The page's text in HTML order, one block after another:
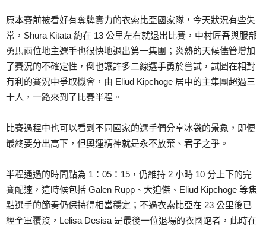
原本賽前被看好有奪牌實力的衣索比亞國家隊，今天狀況有些失
常，Shura Kitata 約在 13 公里左右就退出比賽，中村匠吾與服部
勇馬兩位地主選手也很快地退出第一集團；炎熱的天候儘管增加
了賽況的不確定性，倒也讓許多二線選手勇於嘗試，試圖在相對
有利的賽況中爭取機會，由 Eliud Kipchoge 居中的主集團超過三
十人，一路來到了比賽半程。
比賽過程中也可以看到不同國家的選手們分享冰袋的景象，即便
最終要分出高下，但奧運精神就是永不放棄、君子之爭。
半程通過的時間點為 1：05：15，仍維持 2 小時 10 分上下的完
賽配速，這時候包括 Galen Rupp、大迫傑、Eliud Kipchoge 等焦
點選手的節奏仍保持得相當穩定；不過衣索比亞在 23 公里後已
經全軍覆沒，Lelisa Desisa 是最後一位退場的衣國跑者，此時在